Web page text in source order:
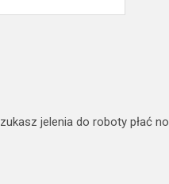
jelenia do roboty płać